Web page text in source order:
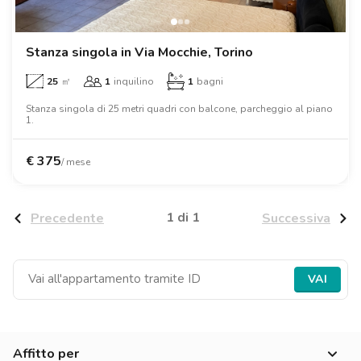
Ville
Loft
Ville
Loft
Ville
Loft
Ville
Loft
Ville
Loft
Ville
Loft
Firenze
Ville
Loft
Roma
Ville
Loft
Napoli
Ville
Loft
Catania
Ville
Loft
Padova
Ville
Loft
Stanza singola in Via Mocchie, Torino
25 ㎡ 1 inquilino 1 bagni
Stanza singola di 25 metri quadri con balcone, parcheggio al piano
1.
€375/ mese
Precedente 1 di 1 Successiva
VAI
Affitto per